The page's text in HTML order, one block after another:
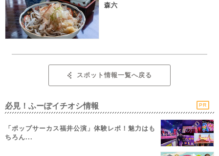
森六
スポット情報一覧へ戻る
必見！ふーぽイチオシ情報 PR
「ポップサーカス福井公演」体験レポ！魅力はも
ちろん...